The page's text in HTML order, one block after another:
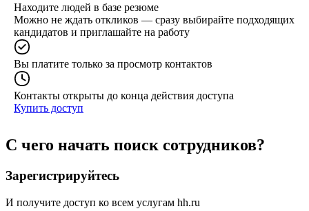
Находите людей в базе резюме
Можно не ждать откликов — сразу выбирайте подходящих
кандидатов и приглашайте на работу
Вы платите только за просмотр контактов
Контакты открыты до конца действия доступа
Купить доступ
С чего начать поиск сотрудников?
Зарегистрируйтесь
И получите доступ ко всем услугам hh.ru